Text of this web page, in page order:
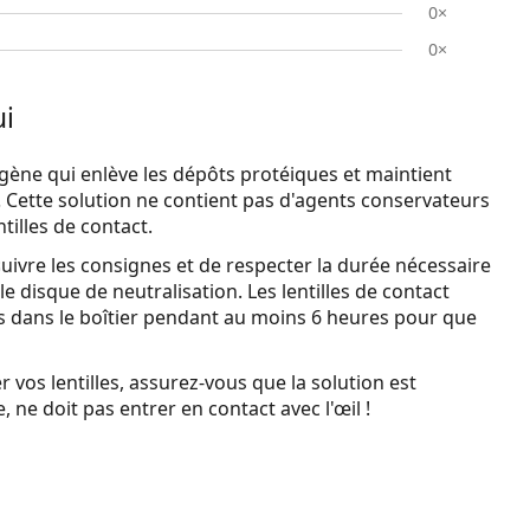
0×
0×
qui enlève les dépôts protéiques et maintient
solution ne contient pas d'agents conservateurs
de contact.
les consignes et de respecter la durée nécessaire
disque de neutralisation. Les lentilles de contact
le boîtier pendant au moins 6 heures pour que
vos lentilles, assurez-vous que la solution est
ne doit pas entrer en contact avec l'œil !